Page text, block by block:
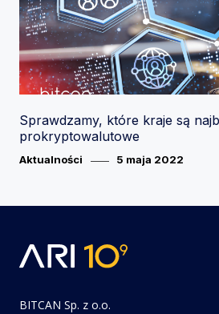
Sprawdzamy, które kraje są
prokryptowalutowe
Category
Aktualności
Posted
5 maja 2022
BITCAN Sp. z o.o.